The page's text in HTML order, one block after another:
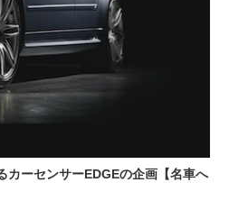
カーセンサーEDGEの企画【名車へ